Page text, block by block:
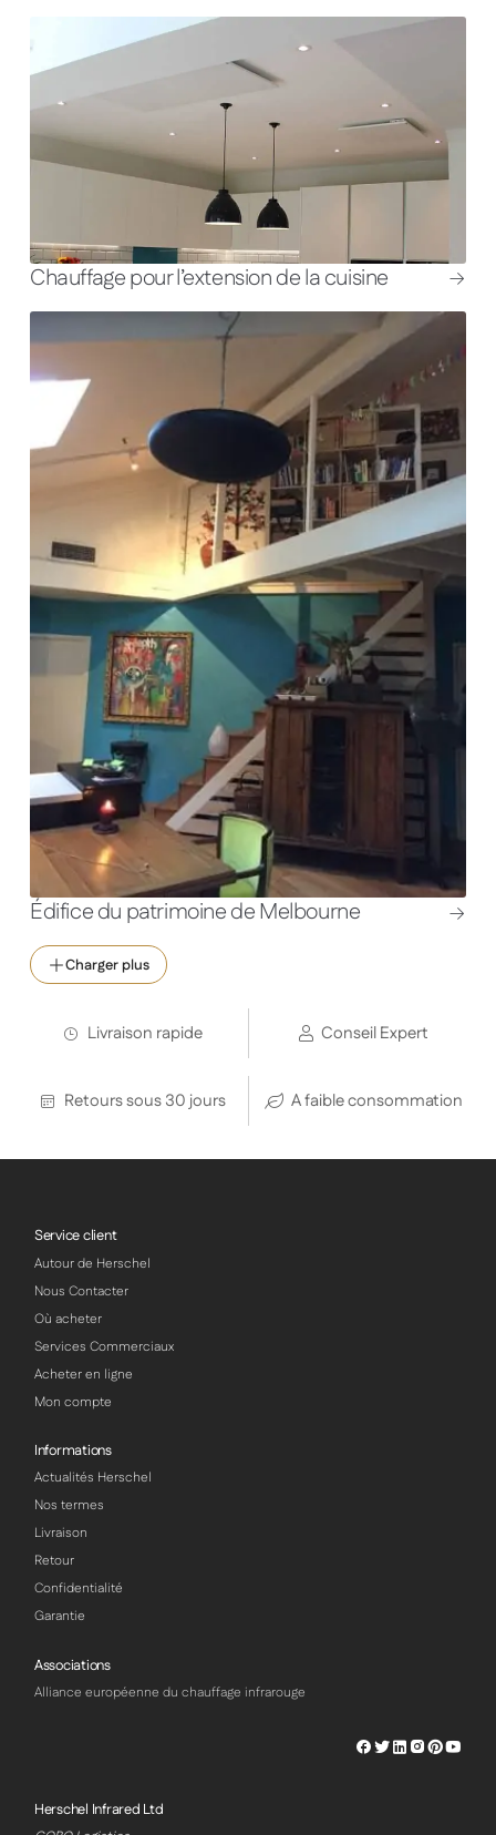
Chauffage pour l’extension de la cuisine
Édifice du patrimoine de Melbourne
Charger plus
Livraison rapide Conseil Expert
Retours sous 30 jours A faible consommation
Service client
Autour de Herschel
Nous Contacter
Où acheter
Services Commerciaux
Acheter en ligne
Mon compte
Informations
Actualités Herschel
Nos termes
Livraison
Retour
Confidentialité
Garantie
Associations
Alliance européenne du chauffage infrarouge
Herschel
Herschel
Herschel
Herschel
Herschel
Herschel Infrared Ltd